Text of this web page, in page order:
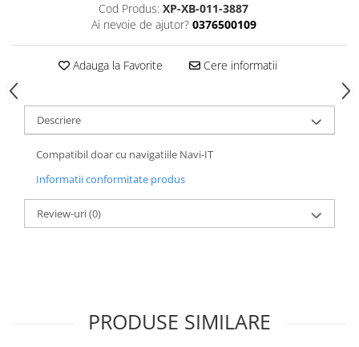
Cod Produs: XP-XB-011-3887
Ai nevoie de ajutor? 0376500109
Adauga la Favorite Cere informatii
Descriere
Compatibil doar cu navigatiile Navi-IT
Informatii conformitate produs
Review-uri(0)
PRODUSE SIMILARE